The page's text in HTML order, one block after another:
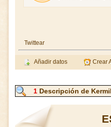
Twittear
Añadir datos Crear
1 Descripción de